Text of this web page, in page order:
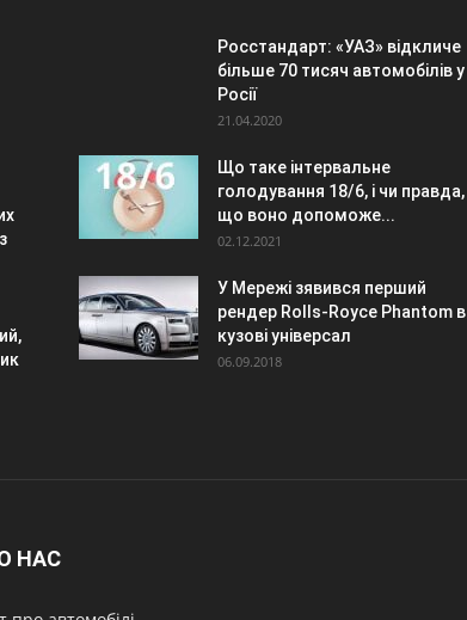
Росстандарт: «УАЗ» відкличе
більше 70 тисяч автомобілів у
Росії
21.04.2020
Що таке інтервальне
голодування 18/6, і чи правда,
що воно допоможе...
02.12.2021
У Мережі зявився перший
рендер Rolls-Royce Phantom в
кузові універсал
06.09.2018
НАС